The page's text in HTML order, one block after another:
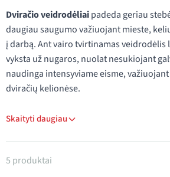
Dviračio veidrodėliaipadeda geriau
daugiau saugumo važiuojant mieste,
į darbą. Ant vairo tvirtinamas veidrodėlis
vyksta už nugaros, nuolat nesukiojant
naudinga intensyviame eisme,
dviračių kelionėse.
Skaityti daugiau
Produktai kategorijoje Veidrodžiai
5 produktai